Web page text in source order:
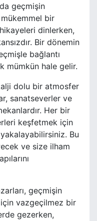
geçmişin
bir
dinlerken,
Bir dönemin
bağlantı
mümkün hale gelir.
dolu bir atmosfer
sanatseverler ve
Her bir
keşfetmek için
Bu
ve size ilham
geçmişin
vazgeçilmez bir
gezerken,